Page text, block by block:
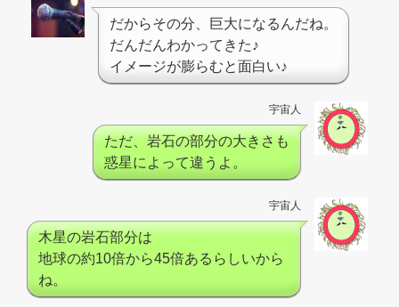
だからその分、巨大になるんだね。
だんだんわかってきた♪
イメージが膨らむと面白い♪
宇宙人
ただ、岩石の部分の大きさも
惑星によって違うよ。
宇宙人
木星の岩石部分は
地球の約10倍から45倍あるらしいから
ね。